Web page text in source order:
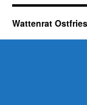
Wattenrat